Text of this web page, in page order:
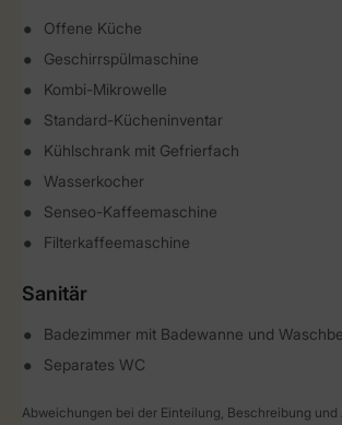
Offene Küche
Geschirrspülmaschine
Kombi-Mikrowelle
Standard-Kücheninventar
Kühlschrank mit Gefrierfach
Wasserkocher
Senseo-Kaffeemaschine
Filterkaffeemaschine
Sanitär
Badezimmer mit Badewanne und
Separates WC
Abweichungen bei der Einteilung, Beschreibung und